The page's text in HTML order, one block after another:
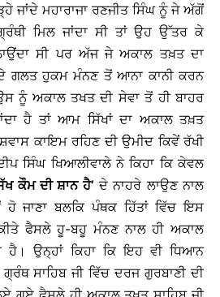
ਜਾਂਦੇ ਮਹਾਰਾਜਾ ਰਣਜੀਤ ਸਿੰਘ ਨੂੰ ਜੇ ਅੱਗੋਂ
ਮਿਲ ਜਾਂਦਾ ਸੀ ਤਾਂ ਉਹ ਉੱਤਰ ਕੇ
ਸੀ ਪਰ ਅੱਜ ਜੇ ਅਕਾਲ ਤਖ਼ਤ ਦਾ
ਦੇ ਗਲਤ ਹੁਕਮ ਮੰਨਣ ਤੋਂ ਆਨਾ ਕਾਨੀ ਕਰਨ
ਨੂੰ ਅਕਾਲ ਤਖਤ ਦੀ ਸੇਵਾ ਤੋਂ ਹੀ ਬਾਹਰ
ਹੈ ਤਾਂ ਆਮ ਸਿੱਖਾਂ ਦਾ ਅਕਾਲ ਤਖ਼ਤ
ਕਾਇਮ ਰਹਿਣ ਦੀ ਉਮੀਦ ਕਿਵੇਂ ਰੱਖੀ
ਸਿੰਘ ਖਿਆਲੀਵਾਲੇ ਨੇ ਕਿਹਾ ਕਿ ਕੇਵਲ
ਕੌਮ ਦੀ ਸ਼ਾਨ ਹੈ’ ਦੇ ਨਾਹਰੇ ਲਾਉਣ ਨਾਲ
ਜਾਣਾ ਬਲਕਿ ਪੰਥਕ ਹਿੱਤਾਂ ਵਿੱਚ ਇਸ
ਫੈਸਲੇ ਹੂ-ਬਹੂ ਮੰਨਣ ਨਾਲ ਹੀ ਅਕਾਲ
ਹੈ। ਉਨ੍ਹਾਂ ਕਿਹਾ ਕਿ ਇਹ ਵੀ ਧਿਆਨ
ਸਾਹਿਬ ਜੀ ਵਿੱਚ ਦਰਜ ਗੁਰਬਾਣੀ ਦੀ